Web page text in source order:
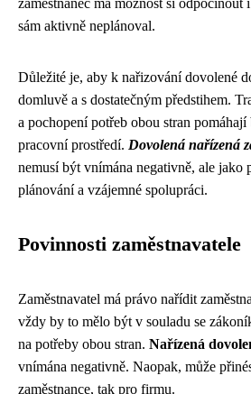
zaměstnanec má možnost si
sám aktivně neplánoval.
Důležité je, aby k nařizování dovolené
domluvě a s dostatečným předstihem.
a pochopení potřeb obou stran
pracovní prostředí. Dovolená nařízená
nemusí být vnímána negativně, ale jako
plánování a vzájemné spolupráci.
Povinnosti zaměstnavatele
Zaměstnavatel má právo nařídit
vždy by to mělo být v souladu se
na potřeby obou stran. Nařízená
vnímána negativně. Naopak, může
zaměstnance, tak pro firmu.